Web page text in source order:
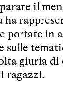
il
in
giuria di
ragazzi.